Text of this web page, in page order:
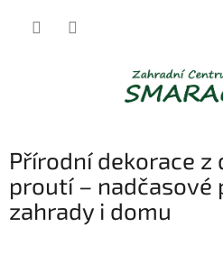
Přírodní dekorace z
proutí – nadčasové
zahrady i domu